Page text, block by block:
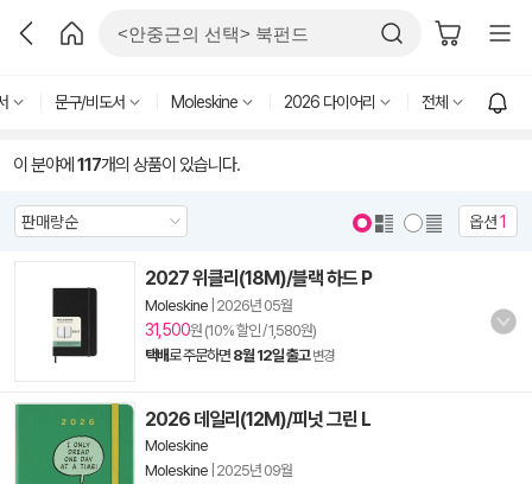
문구/비도서 Moleskine 2026 다이어리 전체
이 분야에 117개의 상품이 있습니다.
옵션1
2027 위클리(18M)/블랙 하드 P
Moleskine 2026년 05월
31,500원 (10% 할인 / 1,580원)
택배로 주문하면 8월 12일 출고 변경
2026 데일리(12M)/피넛 그린 L
Moleskine
Moleskine 2025년 09월